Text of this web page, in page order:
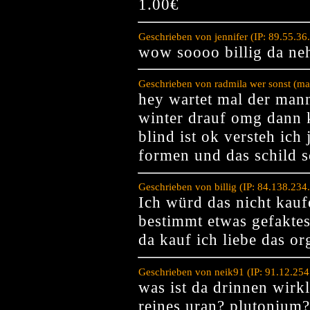
1.00€
Geschrieben von jennifer (IP:
wow soooo billig da
Geschrieben von radmila wer sonst
hey wartet mal der
winter drauf omg dann
blind ist ok versteh ich
formen und das schild
Geschrieben von billig (IP:
Ich würd das nicht
bestimmt etwas
da kauf ich liebe das
Geschrieben von neik91 (IP:
was ist da drinnen
reines uran? plutonium?